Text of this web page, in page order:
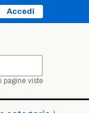
Accedi
pagine viste